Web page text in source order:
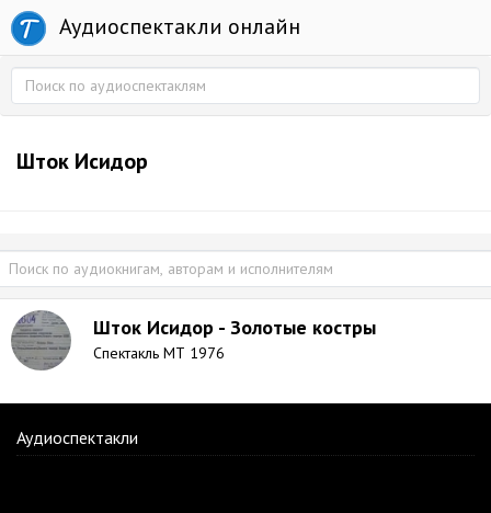
Аудиоспектакли онлайн
Шток Исидор
Шток Исидор - Золотые костры
Спектакль МТ 1976
Аудиоспектакли